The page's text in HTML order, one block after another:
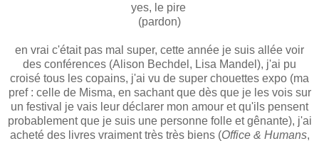
yes, le pire
(pardon)
en vrai c'était pas mal super, cette année je suis allée voir
des conférences (Alison Bechdel, Lisa Mandel), j'ai pu
croisé tous les copains, j'ai vu de super chouettes expo (ma
pref : celle de Misma, en sachant que dès que je les vois sur
un festival je vais leur déclarer mon amour et qu'ils pensent
probablement que je suis une personne folle et gênante), j'ai
acheté des livres vraiment très très biens (Office & Humans,